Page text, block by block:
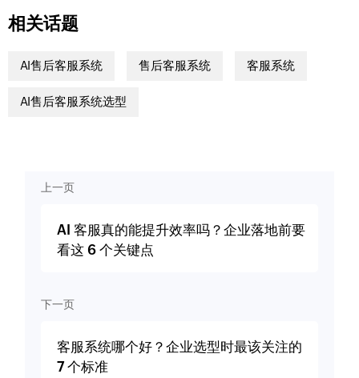
相关话题
AI售后客服系统 售后客服系统 客服系统
AI售后客服系统选型
上一页
AI 客服真的能提升效率吗？企业落地前要
看这 6 个关键点
下一页
客服系统哪个好？企业选型时最该关注的
7 个标准